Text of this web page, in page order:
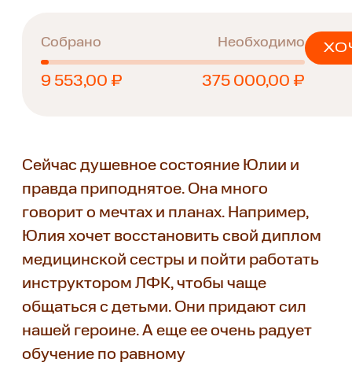
Собрано Необходимо
9 553,00 ₽ 375 000,00 ₽
Сейчас душевное состояние Юлии и
правда приподнятое. Она много
говорит о мечтах и планах. Например,
Юлия хочет восстановить свой диплом
медицинской сестры и пойти работать
инструктором ЛФК, чтобы чаще
общаться с детьми. Они придают сил
нашей героине. А еще ее очень радует
обучение по равному